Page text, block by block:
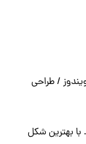
/ طراحی
بهترین شکل